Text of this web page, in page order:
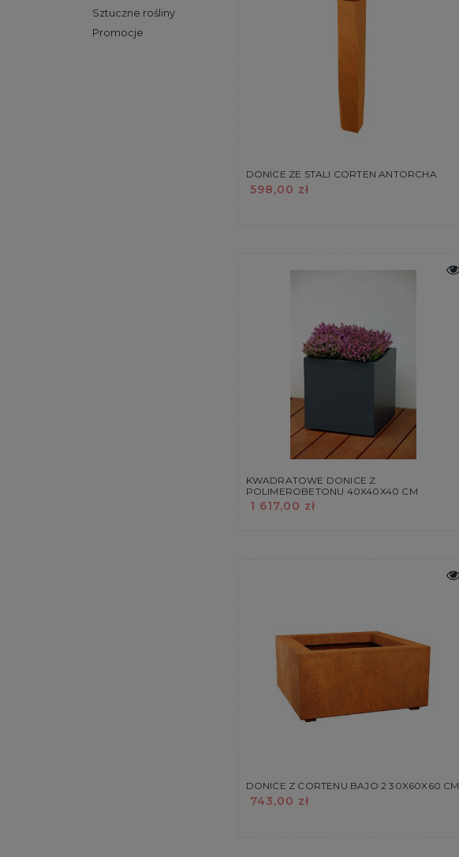
Sztuczne rośliny
Promocje
DONICE ZE STALI CORTEN ANTORCHA
598,00 zł
KWADRATOWE DONICE Z
POLIMEROBETONU 40X40X40 CM
1 617,00 zł
DONICE Z CORTENU BAJO 2 30X60X60 CM
743,00 zł